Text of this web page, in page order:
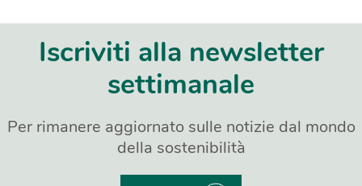
Iscriviti alla newsletter
settimanale
Per rimanere aggiornato sulle notizie dal mondo
della sostenibilità